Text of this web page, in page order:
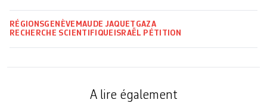
RÉGIONSGENÈVE MAUDE JAQUET GAZA
RECHERCHE SCIENTIFIQUE ISRAËL PÉTITION
A lire également